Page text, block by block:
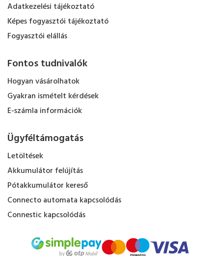
Adatkezelési tájékoztató
Képes fogyasztói tájékoztató
Fogyasztói elállás
Fontos tudnivalók
Hogyan vásárolhatok
Gyakran ismételt kérdések
E-számla információk
Ügyféltámogatás
Letöltések
Akkumulátor felújítás
Pótakkumulátor kereső
Connecto automata kapcsolódás
Connestic kapcsolódás